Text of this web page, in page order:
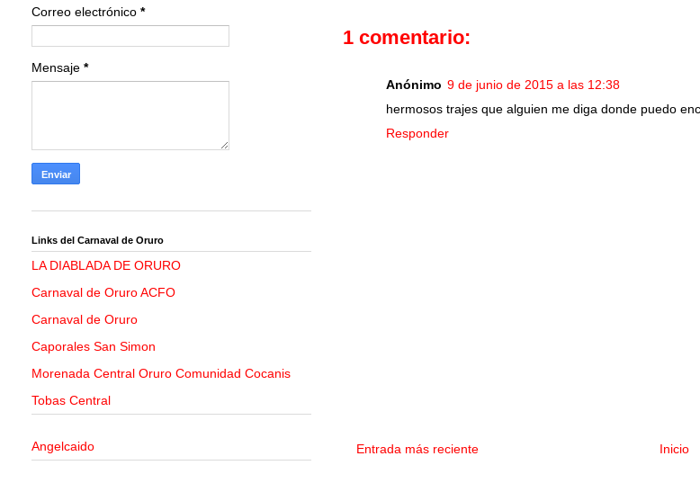
1 comentario:
Anónimo 9 de junio de 2015 a las 12:38
hermosos trajes que alguien me diga donde puedo
Responder
Entrada más reciente Inicio
Correo electrónico *
Mensaje *
Links del Carnaval de Oruro
LA DIABLADA DE ORURO
Carnaval de Oruro ACFO
Carnaval de Oruro
Caporales San Simon
Morenada Central Oruro Comunidad Cocanis
Tobas Central
Angelcaido